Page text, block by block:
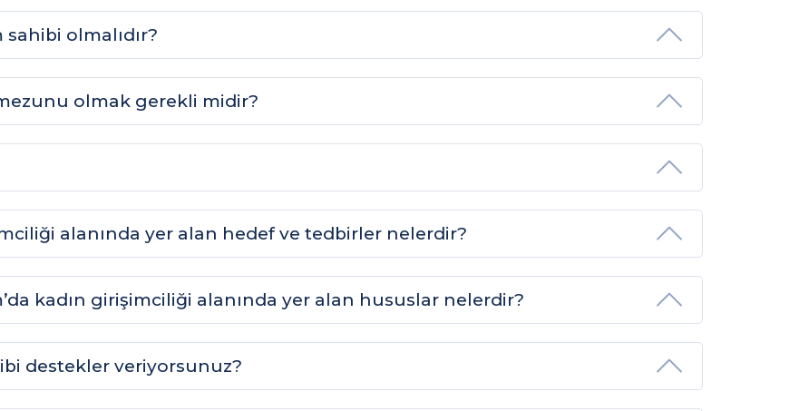
olmalıdır?
olmak gerekli midir?
alanında yer alan hedef ve tedbirler nelerdir?
kadın girişimciliği alanında yer alan hususlar nelerdir?
destekler veriyorsunuz?